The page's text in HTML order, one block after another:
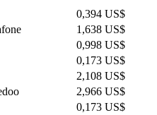
0,394 US$
1,638 US$
0,998 US$
0,173 US$
2,108 US$
2,966 US$
0,173 US$